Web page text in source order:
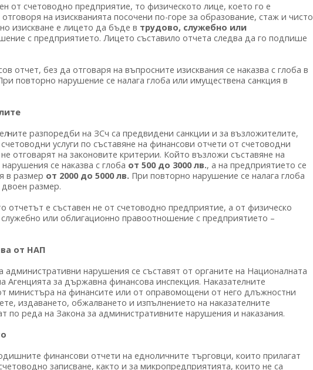
от счетоводно предприятие, то физическото лице, което го е
на изискванията посочени по-горе за образование, стаж и чисто
изискване е лицето да бъде в трудово, служебно или
с предприятието. Лицето съставило отчета следва да го подпише
отчет, без да отговаря на въпросните изисквания се наказва с глоба в
повторно нарушение се налага глоба или имуществена санкция в
ните разпоредби на ЗСч са предвидени санкции и за възложителите,
услуги по съставяне на финансови отчети от счетоводни
отговарят на законовите критерии. Който възложи съставяне на
се наказва с глоба от 500 до 3000 лв., а на предприятието се
в размер от 2000 до 5000 лв. При повторно нарушение се налага глоба
размер.
отчетът е съставен не от счетоводно предприятие, а от физическо
или облигационно правоотношение с предприятието –
от НАП
административни нарушения се съставят от органите на Националната
Агенцията за държавна финансова инспекция. Наказателните
министъра на финансите или от оправомощени от него длъжностни
издаването, обжалването и изпълнението на наказателните
по реда на Закона за административните нарушения и наказания.
финансови отчети на едноличните търговци, които прилагат
записване, както и за микропредприятията, които не са